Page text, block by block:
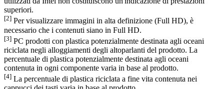
superiori.
[2] Per visualizzare immagini in alta definizione (Full HD), è
necessario che i contenuti siano in Full HD.
[3] PC prodotti con plastica potenzialmente destinata agli oceani
riciclata negli alloggiamenti degli altoparlanti del prodotto. La
percentuale di plastica potenzialmente destinata agli oceani
contenuta in ogni componente varia in base al prodotto.
[4] La percentuale di plastica riciclata a fine vita contenuta nei